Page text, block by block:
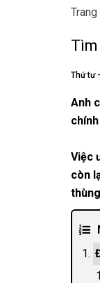
Thứ tư
Anh
Việc
còn